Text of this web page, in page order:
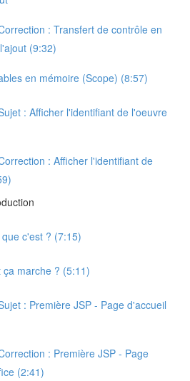
: Transfert de contrôle en
(9:32)
en mémoire (Scope) (8:57)
: Afficher l'identifiant de l'oeuvre
: Afficher l'identifiant de
c'est ? (7:15)
marche ? (5:11)
: Première JSP - Page d'accueil
: Première JSP - Page
(2:41)